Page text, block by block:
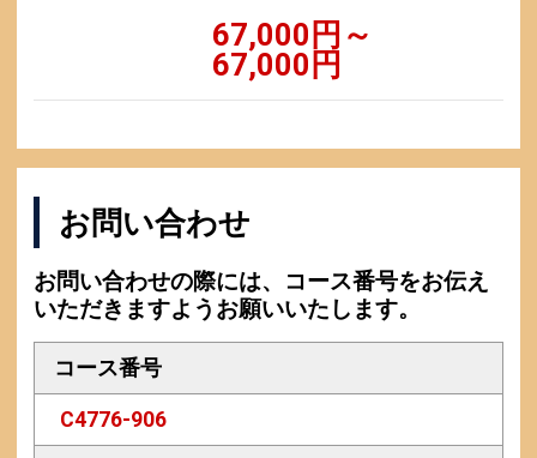
67,000円～
67,000円
お問い合わせ
お問い合わせの際には、コース番号をお伝え
いただきますようお願いいたします。
コース番号
C4776-906